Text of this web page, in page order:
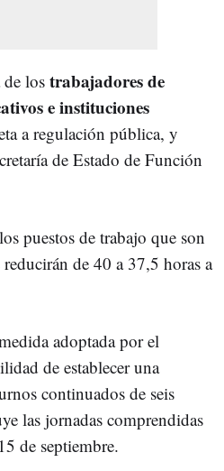
los trabajadores de
e instituciones
a regulación pública, y
de Estado de Función
puestos de trabajo que son
de 40 a 37,5 horas a
adoptada por el
de establecer una
continuados de seis
las jornadas comprendidas
de septiembre.